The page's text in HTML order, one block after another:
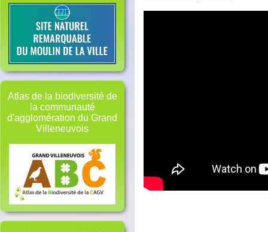
Atlas de la biodiversité de
la communauté
d'agglomération du Grand
Villeneuvois